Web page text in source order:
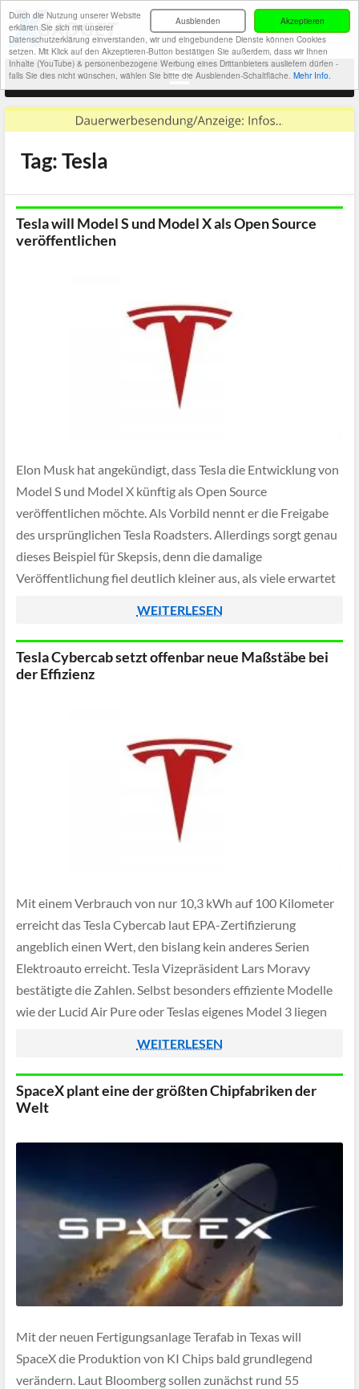
Akzeptieren
Ausblenden
Durch die Nutzung unserer Website
erklären Sie sich mit unserer
Datenschutzerklärung einverstanden, wir und eingebundene Dienste können Cookies
setzen. Mit Klick auf den Akzeptieren-Button bestätigen Sie außerdem, dass wir Ihnen
Inhalte (YouTube) & personenbezogene Werbung eines Drittanbieters ausliefern dürfen -
falls Sie dies nicht wünschen, wählen Sie bitte die Ausblenden-Schaltfläche. Mehr Info.
Tag: Tesla
Tesla will Model S und Model X als Open Source
veröffentlichen
Elon Musk hat angekündigt, dass Tesla die Entwicklung von
Model S und Model X künftig als Open Source
veröffentlichen möchte. Als Vorbild nennt er die Freigabe
des ursprünglichen Tesla Roadsters. Allerdings sorgt genau
dieses Beispiel für Skepsis, denn die damalige
Veröffentlichung fiel deutlich kleiner aus, als viele erwartet
WEITERLESEN
Tesla Cybercab setzt offenbar neue Maßstäbe bei
der Effizienz
Mit einem Verbrauch von nur 10,3 kWh auf 100 Kilometer
erreicht das Tesla Cybercab laut EPA-Zertifizierung
angeblich einen Wert, den bislang kein anderes Serien
Elektroauto erreicht. Tesla Vizepräsident Lars Moravy
bestätigte die Zahlen. Selbst besonders effiziente Modelle
wie der Lucid Air Pure oder Teslas eigenes Model 3 liegen
WEITERLESEN
SpaceX plant eine der größten Chipfabriken der
Welt
Mit der neuen Fertigungsanlage Terafab in Texas will
SpaceX die Produktion von KI Chips bald grundlegend
verändern. Laut Bloomberg sollen zunächst rund 55